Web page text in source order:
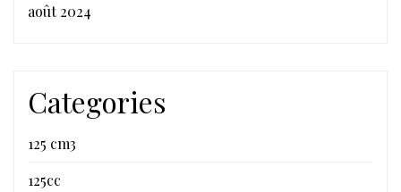
août 2024
Categories
125 cm3
125cc